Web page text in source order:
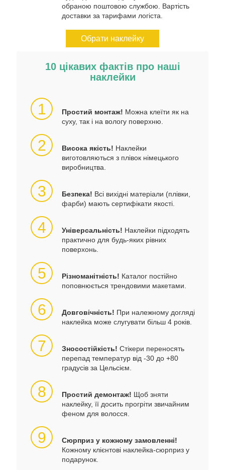
обраною поштовою службою. Вартість
доставки за тарифами логіста.
Обрати наклейку
10 цікавих фактів про наші
наклейки
1 Простий монтаж! Можна клеїти як на
суху, так і на вологу поверхню.
2 Висока якість! Наклейки
виготовляються з плівок німецького
виробництва.
3 Безпека! Всі вихідні матеріали (плівки,
фарби) мають сертифікати якості.
4 Універсальність! Наклейки підходять
практично для будь-яких рівних
поверхонь.
5 Різноманітність! Каталог постійно
поповнюється трендовими макетами.
6 Довговічність! При належному догляді
наклейка може слугувати більш 4 років.
7 Зносостійкість! Стікери переносять
перепад температур від -30 до +80
градусів за Цельсієм.
8 Простий демонтаж! Щоб зняти
наклейку, її досить прогріти звичайним
феном для волосся.
9
Сюрприз у кожному замовленні!
Кожному клієнтові наклейка-сюрприз у
подарунок.